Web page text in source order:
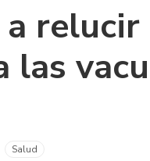
a
las
Salud